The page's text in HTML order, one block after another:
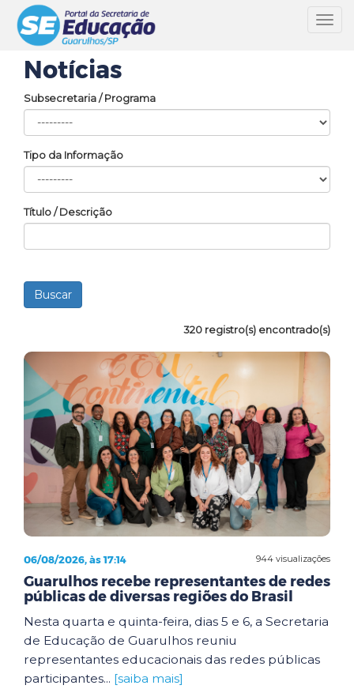
Notícias
Subsecretaria / Programa
Tipo da Informação
Título / Descrição
320 registro(s) encontrado(s)
944 visualizações
06/08/2026, às 17:14
Guarulhos recebe representantes de redes
públicas de diversas regiões do Brasil
Nesta quarta e quinta-feira, dias 5 e 6, a Secretaria
de Educação de Guarulhos reuniu
representantes educacionais das redes públicas
participantes... [saiba mais]